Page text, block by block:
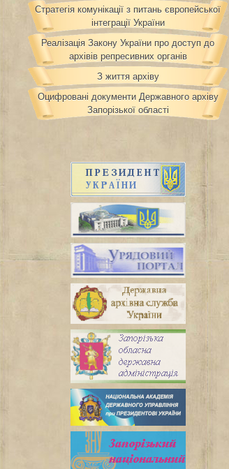
Стратегія комунікації з питань європейської
інтеграції України
Реалізація Закону України про доступ до
архівів репресивних органів
З життя архіву
Оцифровані документи Державного архіву
Запорізької області